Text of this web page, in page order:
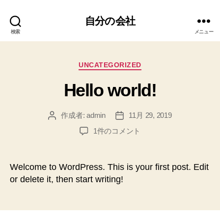
検索
自分の会社
メニュー
カ
ゴ
リ
UNCATEGORIZED
Hello world!
投
作成者:admin
投
稿
11月 29, 2019
Hello
1件のコメント
Welcome to WordPress. This is your first post. Edit
or delete it, then start writing!